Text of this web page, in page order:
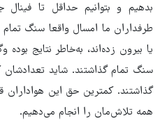
بدهیم و بتوانیم حداقل تا
طرفداران ما امسال واقعا سنگ
یا بیرون زده‌اند، به‌خاطر نتایج
سنگ تمام گذاشتند. شاید
گذاشتند. کمترین حق این هواداران
همه تلاش‌مان را انجام می‌دهیم.